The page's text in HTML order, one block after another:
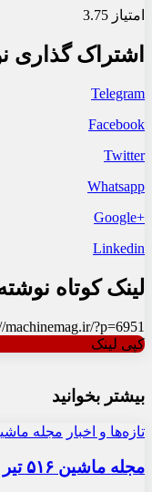
امتیاز 3.75
اشتراک گذاری
Telegram
Facebook
Twitter
Whatsapp
+Google
Linkedin
لینک کوتاه
machinemag.ir/?p=6951
کپی لینک
بیشتر بخوانید
تازه‌ها و اخبار مجله
مجله ماشین ۵۱۶ تیر ۱۴۰۵ منتشر شد